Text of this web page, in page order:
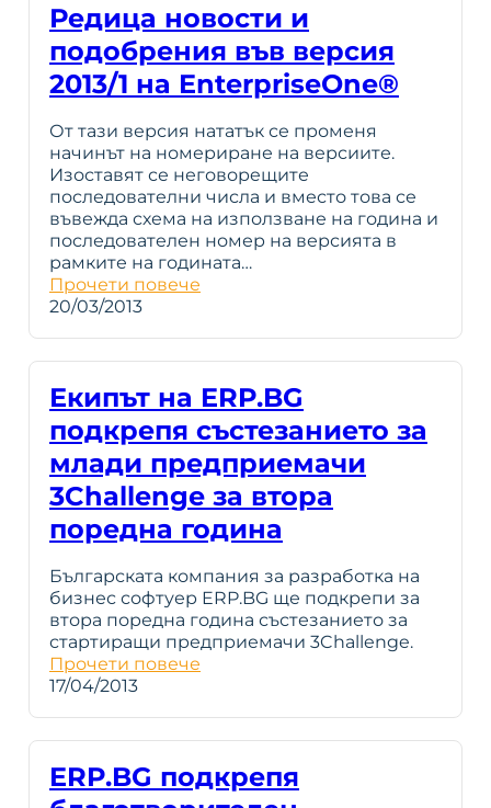
Редица новости и
подобрения във версия
2013/1 на EnterpriseOne®
От тази версия нататък се променя
начинът на номериране на версиите.
Изоставят се неговорeщите
последователни числа и вместо това се
въвежда схема на използване на година и
последователен номер на версията в
рамките на годината…
Прочети повече
20/03/2013
Екипът на ERP.BG
подкрепя състезанието за
млади предприемачи
3Challenge за втора
поредна година
Българската компания за разработка на
бизнес софтуер ERP.BG ще подкрепи за
втора поредна година състезанието за
стартиращи предприемачи 3Challenge.
Прочети повече
17/04/2013
ERP.BG подкрепя